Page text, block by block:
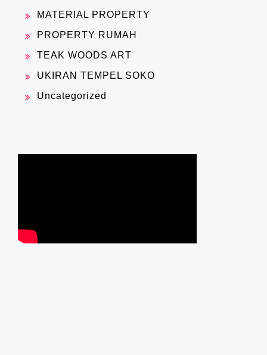
MATERIAL PROPERTY
PROPERTY RUMAH
TEAK WOODS ART
UKIRAN TEMPEL SOKO
Uncategorized